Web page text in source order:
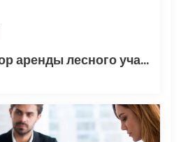
Выход на договор аренды лесного участка: ключевые аспекты и рекомендации